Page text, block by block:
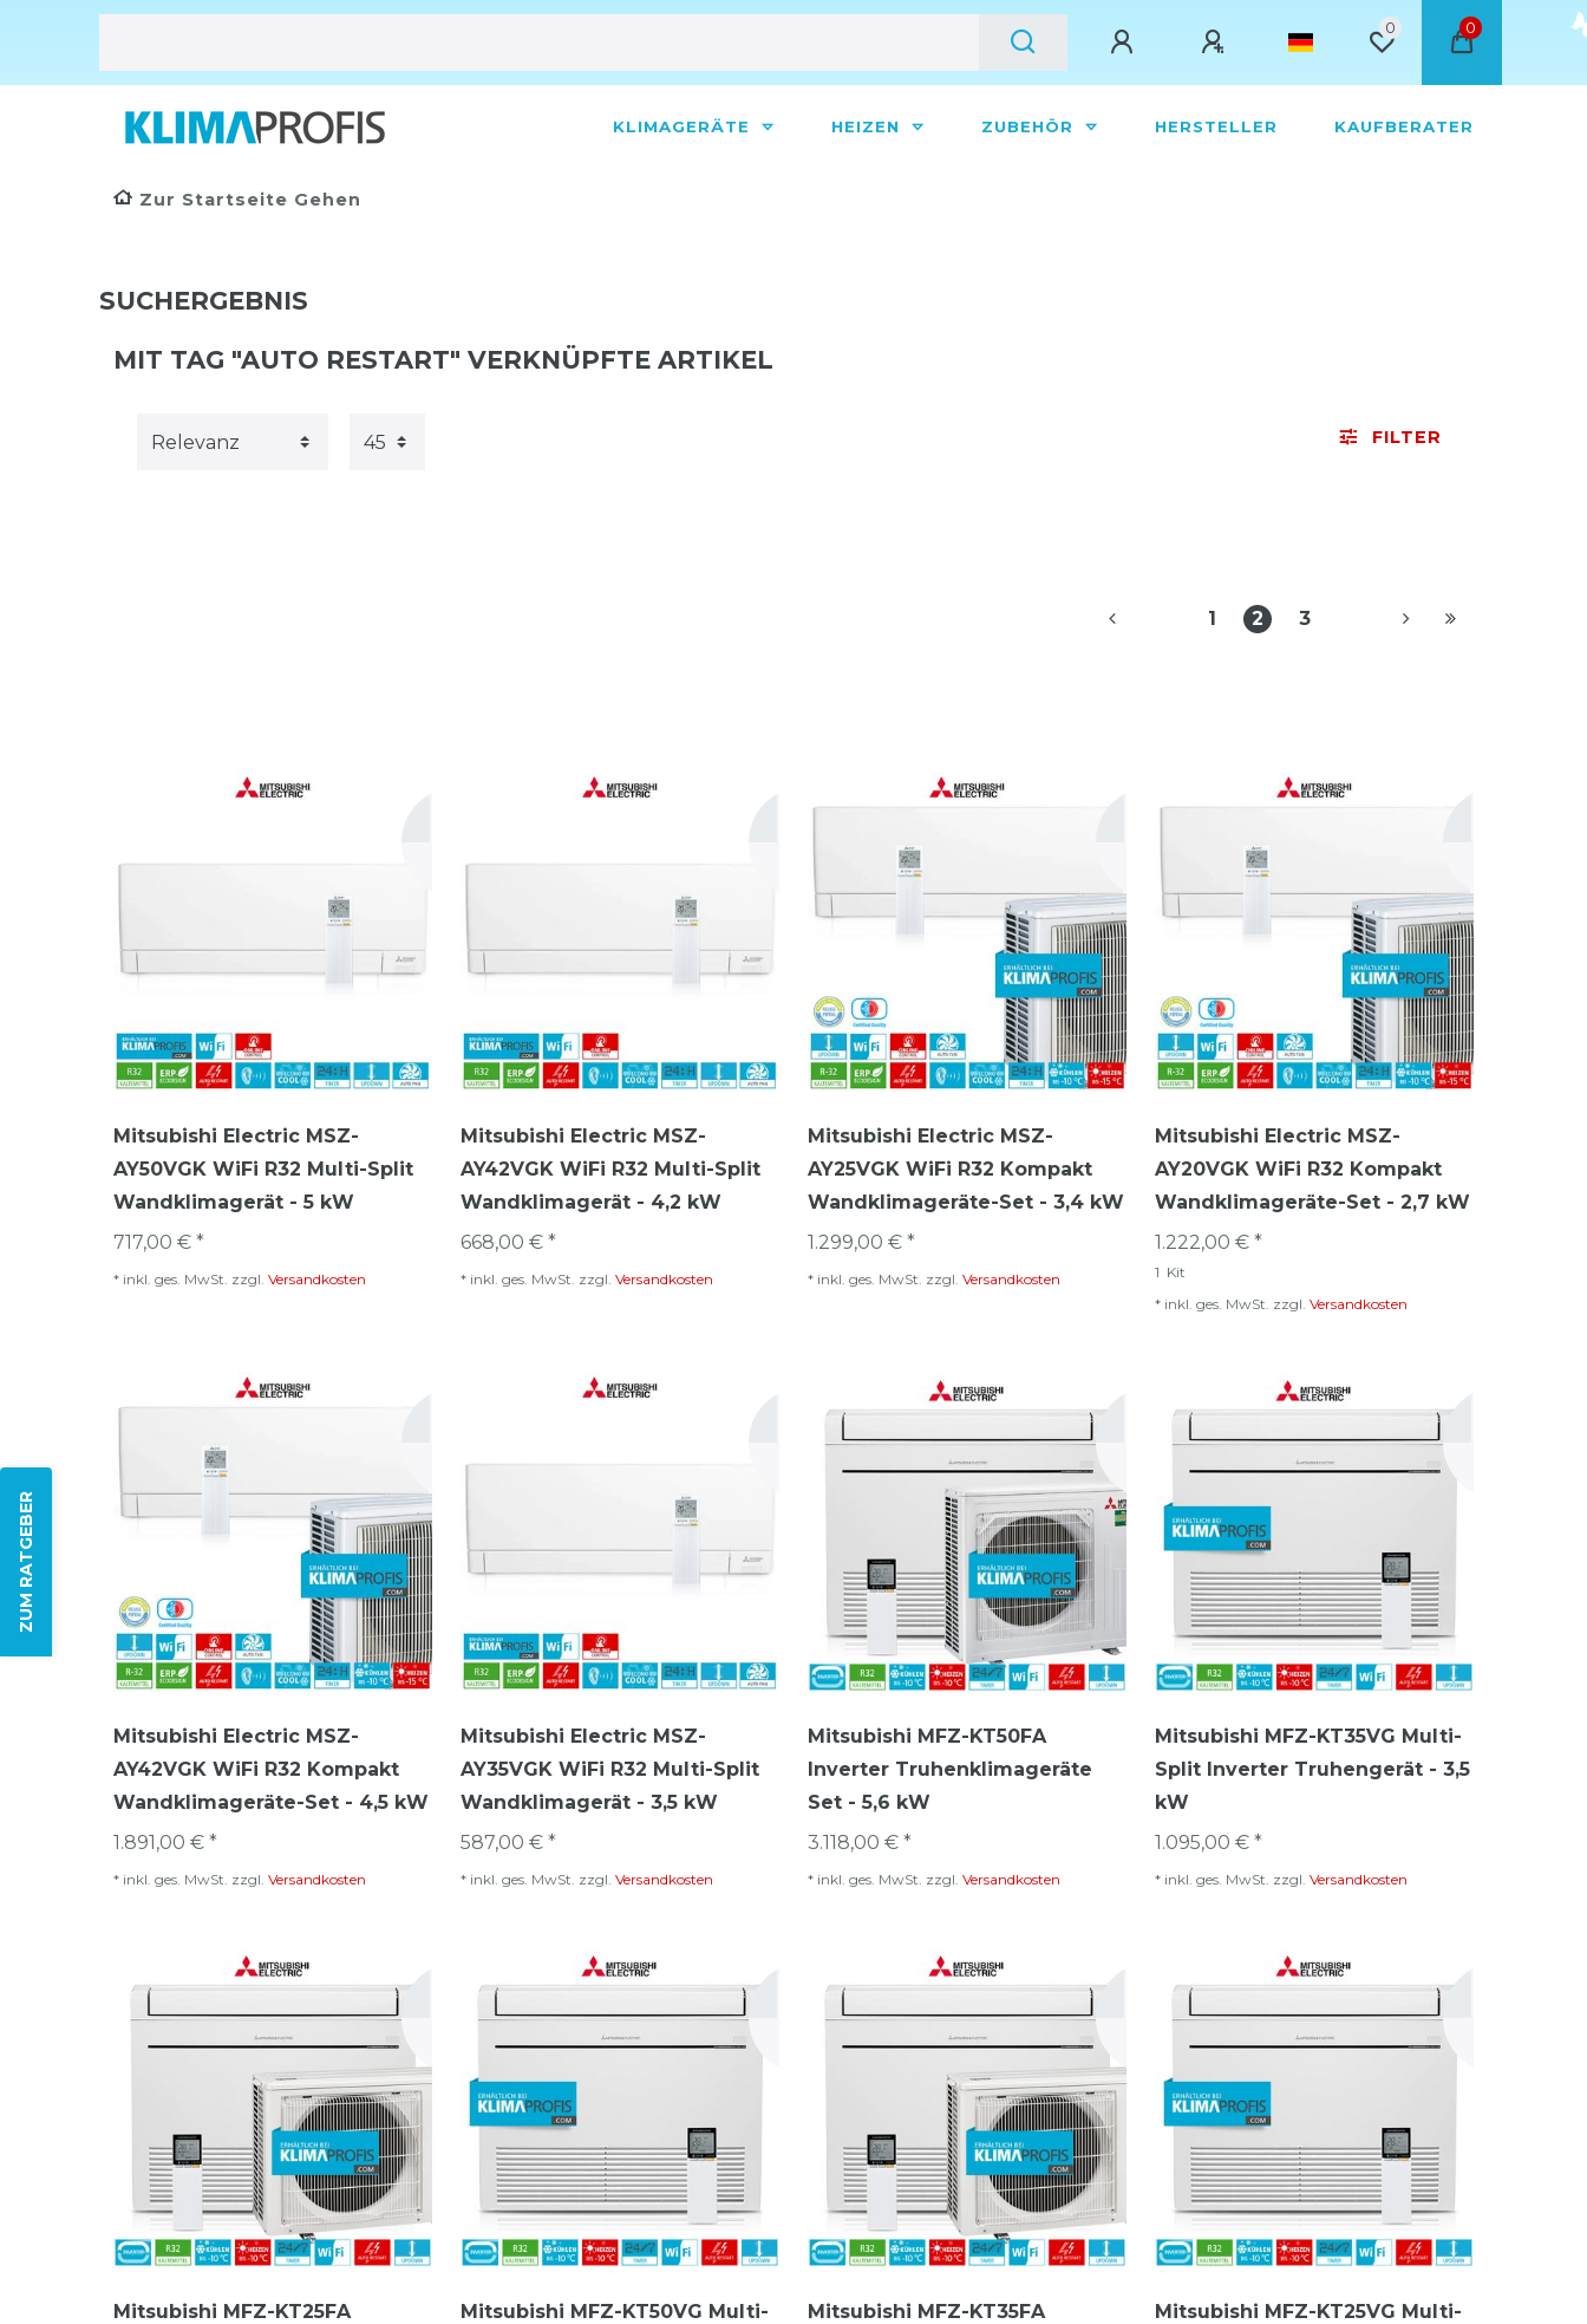
0 0
KLIMAGERÄTE HEIZEN ZUBEHÖR HERSTELLER KAUFBERATER
Zur Startseite Gehen
ZUM RATGEBER
SUCHERGEBNIS
MIT TAG "AUTO RESTART" VERKNÜPFTE ARTIKEL
FILTER
1 2 3
Mitsubishi Electric MSZ-
AY50VGK WiFi R32 Multi-Split
Wandklimagerät - 5 kW
717,00 € *
* inkl. ges. MwSt. zzgl. Versandkosten
Mitsubishi Electric MSZ-
AY42VGK WiFi R32 Multi-Split
Wandklimagerät - 4,2 kW
668,00 € *
* inkl. ges. MwSt. zzgl. Versandkosten
Mitsubishi Electric MSZ-
AY25VGK WiFi R32 Kompakt
Wandklimageräte-Set - 3,4 kW
1.299,00 € *
* inkl. ges. MwSt. zzgl. Versandkosten
Mitsubishi Electric MSZ-
AY20VGK WiFi R32 Kompakt
Wandklimageräte-Set - 2,7 kW
1.222,00 € *
1 Kit
* inkl. ges. MwSt. zzgl. Versandkosten
Mitsubishi Electric MSZ-
AY42VGK WiFi R32 Kompakt
Wandklimageräte-Set - 4,5 kW
1.891,00 € *
* inkl. ges. MwSt. zzgl. Versandkosten
Mitsubishi Electric MSZ-
AY35VGK WiFi R32 Multi-Split
Wandklimagerät - 3,5 kW
587,00 € *
* inkl. ges. MwSt. zzgl. Versandkosten
Mitsubishi MFZ-KT50FA
Inverter Truhenklimageräte
Set - 5,6 kW
3.118,00 € *
* inkl. ges. MwSt. zzgl. Versandkosten
Mitsubishi MFZ-KT35VG Multi-
Split Inverter Truhengerät - 3,5
kW
1.095,00 € *
* inkl. ges. MwSt. zzgl. Versandkosten
Mitsubishi MFZ-KT25FA
Mitsubishi MFZ-KT50VG Multi-
Mitsubishi MFZ-KT35FA
Mitsubishi MFZ-KT25VG Multi-